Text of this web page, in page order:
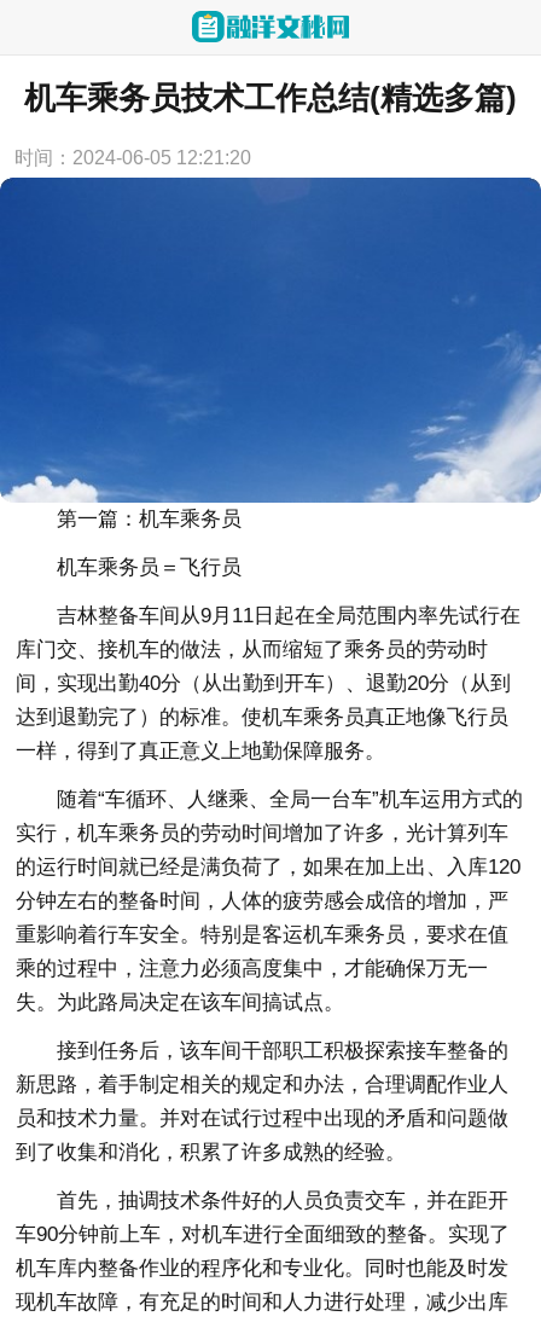
当前位置： 首页 > 工作总结
机车乘务员技术工作总结(精选多篇)
时间：2024-06-05 12:21:20
第一篇：机车乘务员
机车乘务员＝飞行员
吉林整备车间从9月11日起在全局范围内率先试行在
库门交、接机车的做法，从而缩短了乘务员的劳动时
间，实现出勤40分（从出勤到开车）、退勤20分（从到
达到退勤完了）的标准。使机车乘务员真正地像飞行员
一样，得到了真正意义上地勤保障服务。
随着“车循环、人继乘、全局一台车”机车运用方式的
实行，机车乘务员的劳动时间增加了许多，光计算列车
的运行时间就已经是满负荷了，如果在加上出、入库120
分钟左右的整备时间，人体的疲劳感会成倍的增加，严
重影响着行车安全。特别是客运机车乘务员，要求在值
乘的过程中，注意力必须高度集中，才能确保万无一
失。为此路局决定在该车间搞试点。
接到任务后，该车间干部职工积极探索接车整备的
新思路，着手制定相关的规定和办法，合理调配作业人
员和技术力量。并对在试行过程中出现的矛盾和问题做
到了收集和消化，积累了许多成熟的经验。
首先，抽调技术条件好的人员负责交车，并在距开
车90分钟前上车，对机车进行全面细致的整备。实现了
机车库内整备作业的程序化和专业化。同时也能及时发
现机车故障，有充足的时间和人力进行处理，减少出库